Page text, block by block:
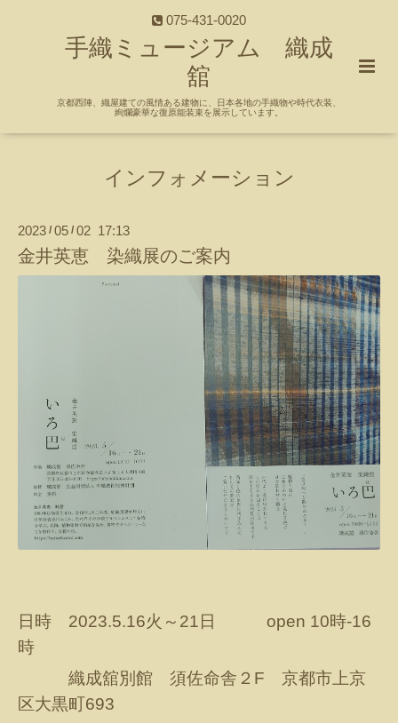
075-431-0020
手織ミュージアム 織成
舘
京都西陣、織屋建ての風情ある建物に、日本各地の手織物や時代衣装、
絢爛豪華な復原能装束を展示しています。
インフォメーション
2023 / 05 / 02 17:13
金井英恵 染織展のご案内
日時 2023.5.16火～21日
open 10時‐16
時
織成舘別館 須佐命舎２F 京都市上京
区大黒町693